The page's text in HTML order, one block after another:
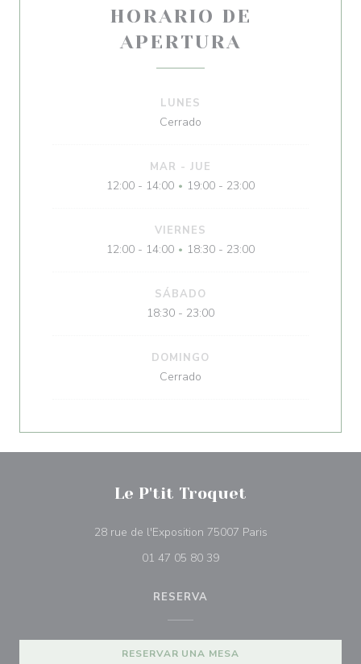
HORARIO DE
APERTURA
LUNES
Cerrado
MAR -JUE
12:00 - 14:00 • 19:00 - 23:00
VIERNES
12:00 - 14:00 • 18:30 - 23:00
SÁBADO
18:30 - 23:00
DOMINGO
Cerrado
Le P'tit Troquet
28 rue de l'Exposition 75007 Paris((abre en una
01 47 05 80 39
RESERVA
RESERVAR UNA MESA